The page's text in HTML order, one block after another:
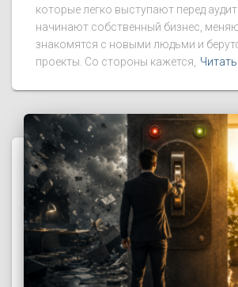
которые легко выступают перед
начинают собственный бизнес,
знакомятся с новыми людьми и
проекты. Со стороны кажется,